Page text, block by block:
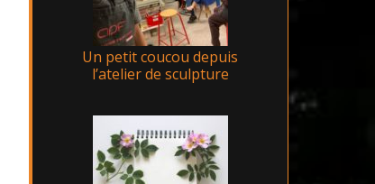
Un petit coucou depuis
l’atelier de sculpture